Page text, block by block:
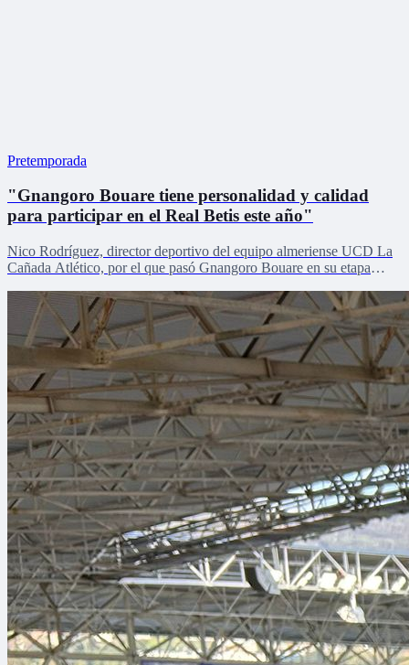
Pretemporada
"Gnangoro Bouare tiene personalidad y calidad
para participar en el Real Betis este año"
Nico Rodríguez, director deportivo del equipo almeriense UCD La
Cañada Atlético, por el que pasó Gnangoro Bouare en su etapa
cantera en la pretemporada verdiblanca con Zona Mixta.